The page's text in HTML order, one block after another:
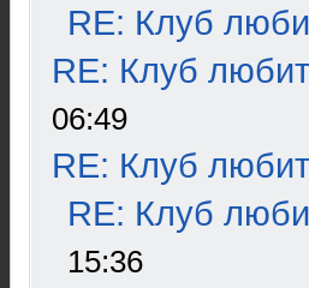
RE: Клуб
RE: Клуб
06:49
RE: Клуб
RE: Клуб
15:36